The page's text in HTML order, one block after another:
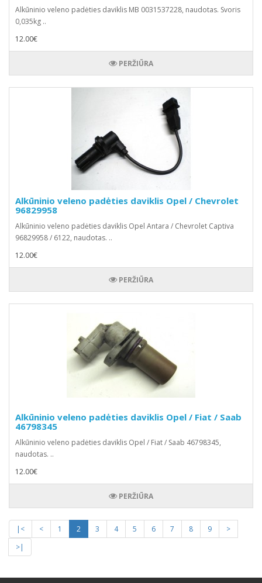
Alkūninio veleno padėties daviklis MB 0031537228, naudotas. Svoris
0,035kg ..
12.00€
PERŽIŪRA
Alkūninio veleno padėties daviklis Opel / Chevrolet
96829958
Alkūninio veleno padėties daviklis Opel Antara / Chevrolet Captiva
96829958 / 6122, naudotas. ..
12.00€
PERŽIŪRA
Alkūninio veleno padėties daviklis Opel / Fiat / Saab
46798345
Alkūninio veleno padėties daviklis Opel / Fiat / Saab 46798345,
naudotas. ..
12.00€
PERŽIŪRA
|< < 1 2 3 4 5 6 7 8 9
>
>|